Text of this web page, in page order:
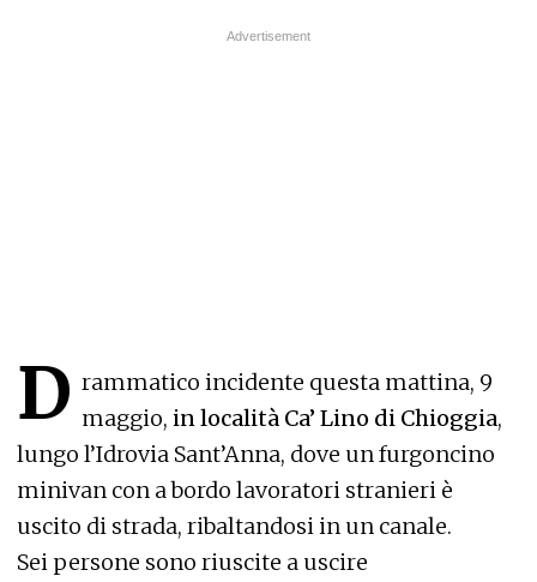
D rammatico incidente questa mattina, 9
maggio, in località Ca’ Lino di Chioggia,
lungo l’Idrovia Sant’Anna, dove un furgoncino
minivan con a bordo lavoratori stranieri è
uscito di strada, ribaltandosi in un canale.
Sei persone sono riuscite a uscire